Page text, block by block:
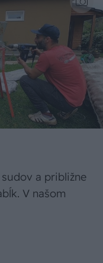
a približne
V našom